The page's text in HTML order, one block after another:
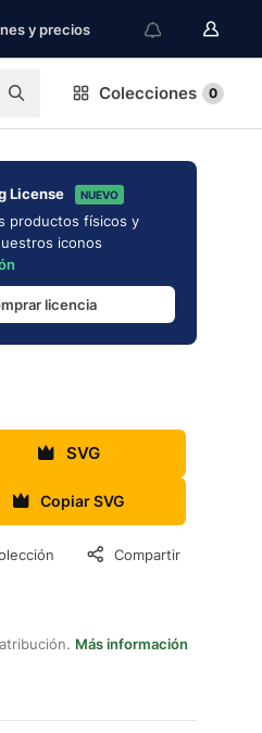
y precios
Colecciones 0
License NUEVO
productos físicos y
iconos
licencia
SVG
Copiar SVG
Compartir
Más información